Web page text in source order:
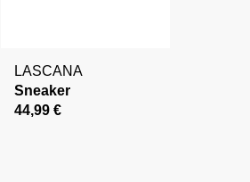
LASCANA
Sneaker
44,99 €